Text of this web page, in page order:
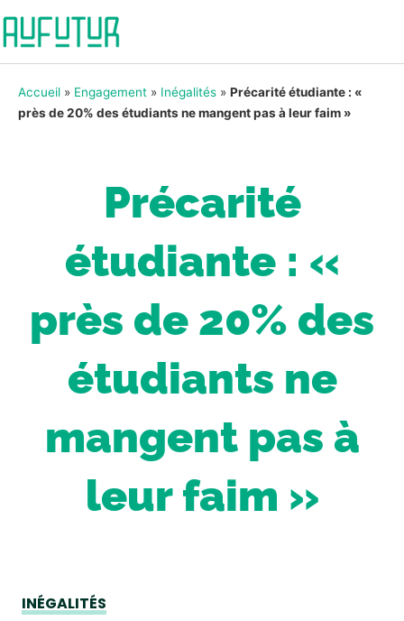
Accueil » Engagement » Inégalités » Précarité étudiante : «
près de 20% des étudiants ne mangent pas à leur faim »
Précarité
étudiante : «
près de 20% des
étudiants ne
mangent pas à
leur faim »
INÉGALITÉS